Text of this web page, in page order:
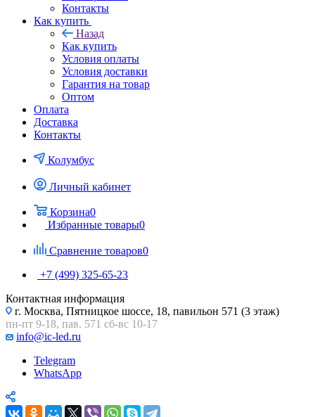
Контакты
Как купить
Назад
Как купить
Условия оплаты
Условия доставки
Гарантия на товар
Оптом
Оплата
Доставка
Контакты
Колумбус
Личный кабинет
Корзина0
Избранные товары0
Сравнение товаров0
+7 (499) 325-65-23
Контактная информация
г. Москва, Пятницкое шоссе, 18, павильон 571 (3 этаж)
пн-пт 9-18, пав. 571 сб-вс 10-17
info@ic-led.ru
Telegram
WhatsApp